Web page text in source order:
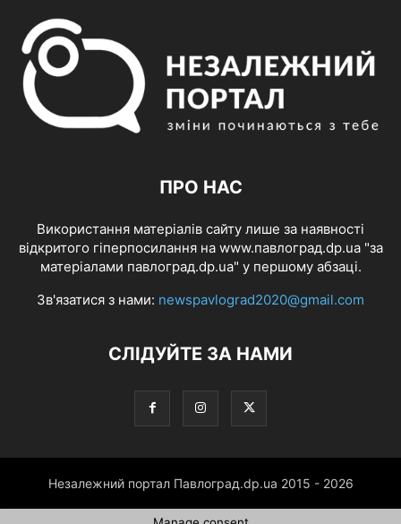
ПРО НАС
Використання матеріалів сайту лише за наявності
відкритого гіперпосилання на www.павлоград.dp.ua "за
матеріалами павлоград.dp.ua" у першому абзаці.
Зв'язатися з нами: newspavlograd2020@gmail.com
СЛІДУЙТЕ ЗА НАМИ
Незалежний портал Павлоград.dp.ua 2015 - 2026